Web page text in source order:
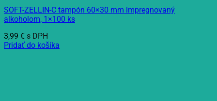
SOFT-ZELLIN-C tampón 60×30 mm impregnovaný
alkoholom, 1×100 ks
3,99 € s DPH
Pridať do košíka